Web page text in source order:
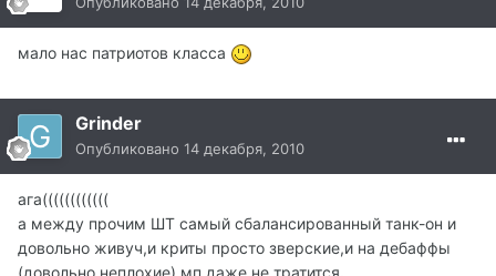
мало нас патриотов класса
Grinder
Опубликовано 14 декабря, 2010
ага((((((((((((
а между прочим ШТ самый сбалансированный танк-он и
довольно живуч,и криты просто зверские,и на дебаффы
(довольно неплохие) мп даже не тратится.